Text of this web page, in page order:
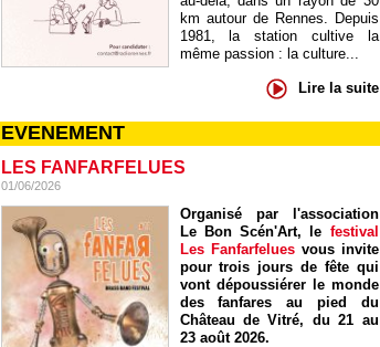
km autour de Rennes. Depuis
1981, la station cultive la
même passion : la culture...
Lire la suite
EVENEMENT
LES FANFARFELUES
01/06/2026
Organisé par l'association
Le Bon Scén'Art, le festival
Les Fanfarfelues vous invite
pour trois jours de fête qui
vont dépoussiérer le monde
des fanfares au pied du
Château de Vitré, du 21 au
23 août 2026.